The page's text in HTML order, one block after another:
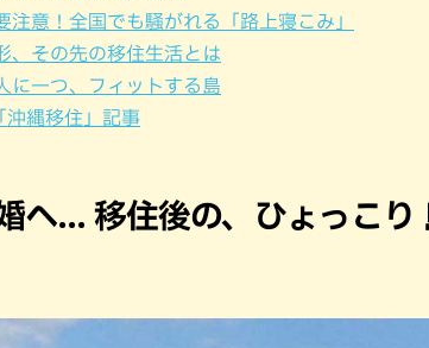
注意！全国でも騒がれる「路上寝こみ」
、その先の移住生活とは
に一つ、フィットする島
沖縄移住」記事
へ... 移住後の、ひょっこり